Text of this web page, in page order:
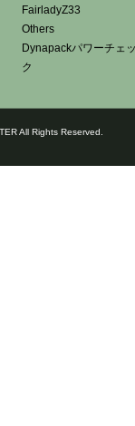
FairladyZ33
Others
Dynapackパワーチェ
ク
All Rights Reserved.